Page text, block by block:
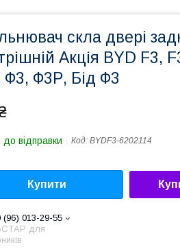
скла двері
Акція BYD F3,
Ф3, Ф3Р, Бід Ф3
до відправки Код: BYDF3-6202114
Купити
(96) 013-29-55
для